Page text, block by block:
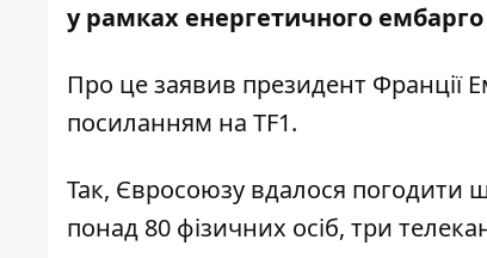
у рамках енергетичного ембарго
Про це заявив президент Франції
посиланням на TF1.
Так, Євросоюзу вдалося погодити
понад 80 фізичних осіб, три